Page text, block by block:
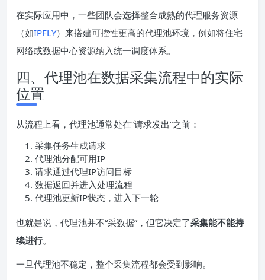
在实际应用中，一些团队会选择整合成熟的代理服务资源
（如IPFLY）来搭建可控性更高的代理池环境，例如将住宅
网络或数据中心资源纳入统一调度体系。
四、代理池在数据采集流程中的实际
位置
从流程上看，代理池通常处在“请求发出”之前：
采集任务生成请求
代理池分配可用IP
请求通过代理IP访问目标
数据返回并进入处理流程
代理池更新IP状态，进入下一轮
也就是说，代理池并不“采数据”，但它决定了采集能不能持
续进行。
一旦代理池不稳定，整个采集流程都会受到影响。